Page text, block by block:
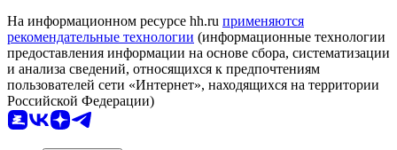
На информационном ресурсе hh.ru применяются
рекомендательные технологии (информационные технологии
предоставления информации на основе сбора, систематизации
и анализа сведений, относящихся к предпочтениям
пользователей сети «Интернет», находящихся на территории
Российской Федерации)